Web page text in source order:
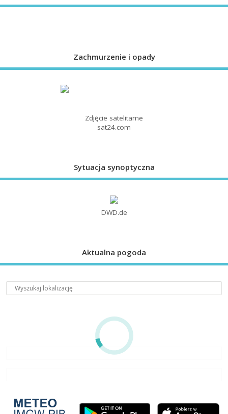
Zachmurzenie i opady
Zdjęcie satelitarne
sat24.com
Sytuacja synoptyczna
DWD.de
Aktualna pogoda